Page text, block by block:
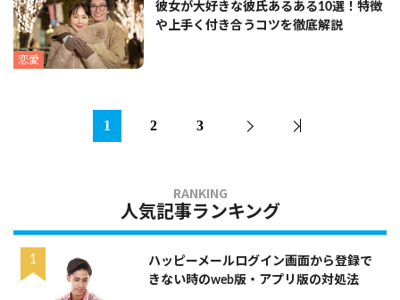
恋愛
彼女が大好きな彼氏あるある10選！特徴
や上手く付き合うコツを徹底解説
1 2 3
人気記事ランキング
ハッピーメールログイン画面から登録で
きない時のweb版・アプリ版の対処法